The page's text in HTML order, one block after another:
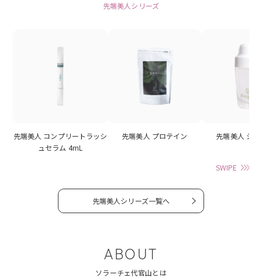
先端美人シリーズ
先端美人 コンプリートラッシ
ュセラム 4mL
先端美人 プロテイン 先端美人 シ
SWIPE
先端美人シリーズ一覧へ
ABOUT
ソラーチェ代官山とは